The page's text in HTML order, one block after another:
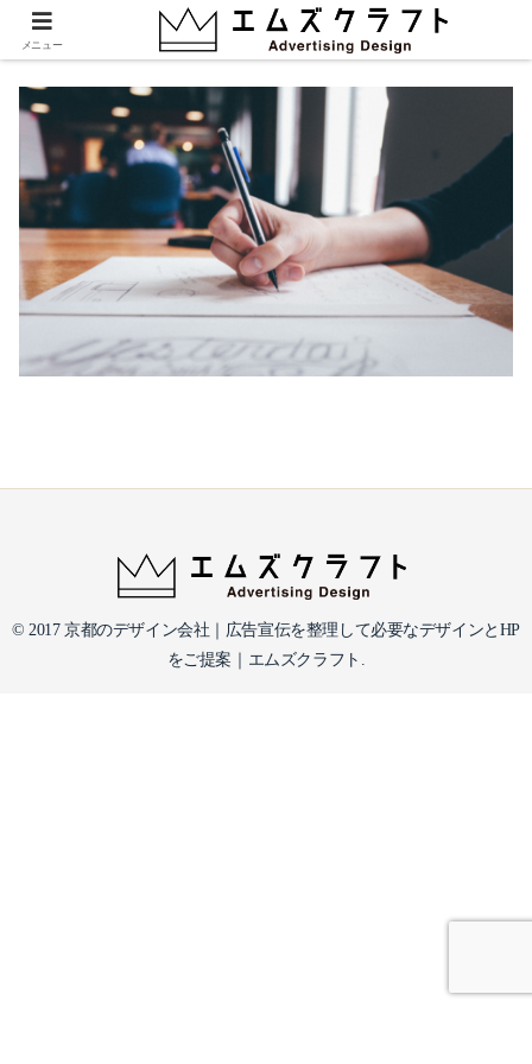
post_1
© 2017 京都のデザイン会社｜広告宣伝を整理して必要なデザインとHP
をご提案｜エムズクラフト.
メニュー